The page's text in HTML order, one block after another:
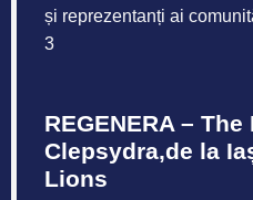
și reprezentanți ai
3
REGENERA –
Clepsydra,de la
Lions